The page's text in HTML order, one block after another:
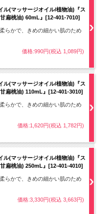
ル(マッサージオイル/植物油)『ス
扁桃油) 60mL』[12-401-7010]
らかで、きめの細かい肌のため
価格:990円(税込 1,089円)
ル(マッサージオイル/植物油)『ス
扁桃油) 110mL』[12-401-3010]
らかで、きめの細かい肌のため
価格:1,620円(税込 1,782円)
ル(マッサージオイル/植物油)『ス
扁桃油) 250mL』[12-401-4010]
らかで、きめの細かい肌のため
価格:3,330円(税込 3,663円)